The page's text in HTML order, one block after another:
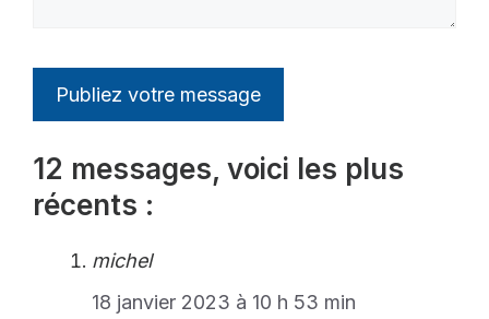
12 messages, voici les plus
récents :
michel
18 janvier 2023 à 10 h 53 min